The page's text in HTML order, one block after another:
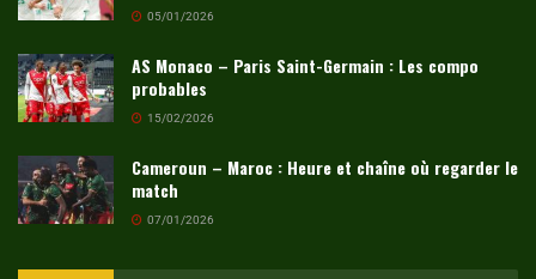
05/01/2026
AS Monaco – Paris Saint-Germain : Les compo
probables
15/02/2026
Cameroun – Maroc : Heure et chaîne où regarder le
match
07/01/2026